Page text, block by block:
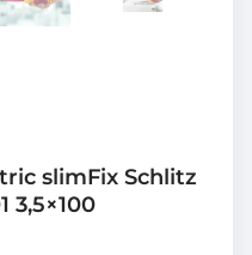
slimFix Schlitz
3,5×100